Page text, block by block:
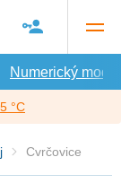
Numerický model
°C
Cvrčovice